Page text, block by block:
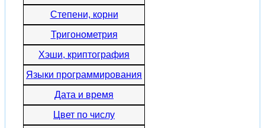
Степени, корни
Тригонометрия
Хэши, криптография
Языки программирования
Дата и время
Цвет по числу